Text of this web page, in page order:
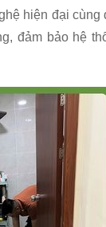
hiện đại cùng
đảm bảo hệ